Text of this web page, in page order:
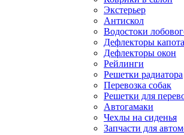
Экстерьер
Антискол
Водостоки
Дефлекторы капота
Дефлекторы окон
Рейлинги
Решетки радиатора
Перевозка собак
Решетки для
Автогамаки
Чехлы на сиденья
Запчасти для